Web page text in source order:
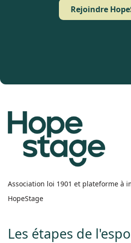
Rejoindre
Association loi 1901 et plateforme à
HopeStage
Les étapes de